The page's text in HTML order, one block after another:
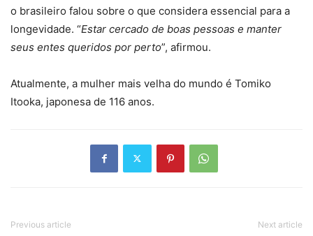
o brasileiro falou sobre o que considera essencial para a
longevidade. “Estar cercado de boas pessoas e manter
seus entes queridos por perto”, afirmou.
Atualmente, a mulher mais velha do mundo é Tomiko
Itooka, japonesa de 116 anos.
Previous article Next article